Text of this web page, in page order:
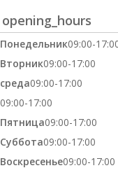
opening_hours
Понедельник09:00-
Вторник09:00-17:00
среда09:00-17:00
09:00-17:00
Пятница09:00-17:00
Суббота09:00-17:00
Воскресенье09:00-17:00